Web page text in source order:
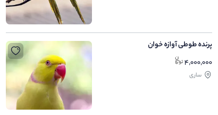
پرنده طوطی آوازه خوان
4,000,000
ساری